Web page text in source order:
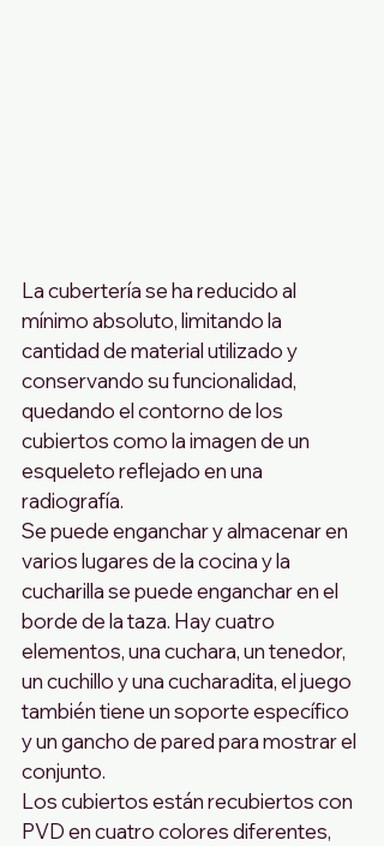
La cubertería se ha reducido al
mínimo absoluto, limitando la
cantidad de material utilizado y
conservando su funcionalidad,
quedando el contorno de los
cubiertos como la imagen de un
esqueleto reflejado en una
radiografía.
Se puede enganchar y almacenar en
varios lugares de la cocina y la
cucharilla se puede enganchar en el
borde de la taza. Hay cuatro
elementos, una cuchara, un tenedor,
un cuchillo y una cucharadita, el juego
también tiene un soporte específico
y un gancho de pared para mostrar el
conjunto.
Los cubiertos están recubiertos con
PVD en cuatro colores diferentes,